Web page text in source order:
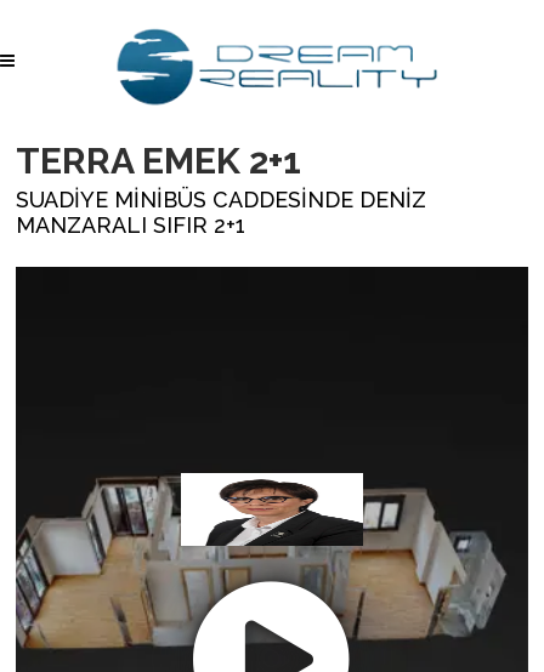
TERRA EMEK 2+1
SUADİYE MİNİBÜS CADDESİNDE DENİZ
MANZARALI SIFIR 2+1